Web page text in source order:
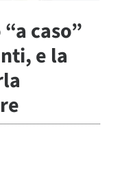
caso”
e la